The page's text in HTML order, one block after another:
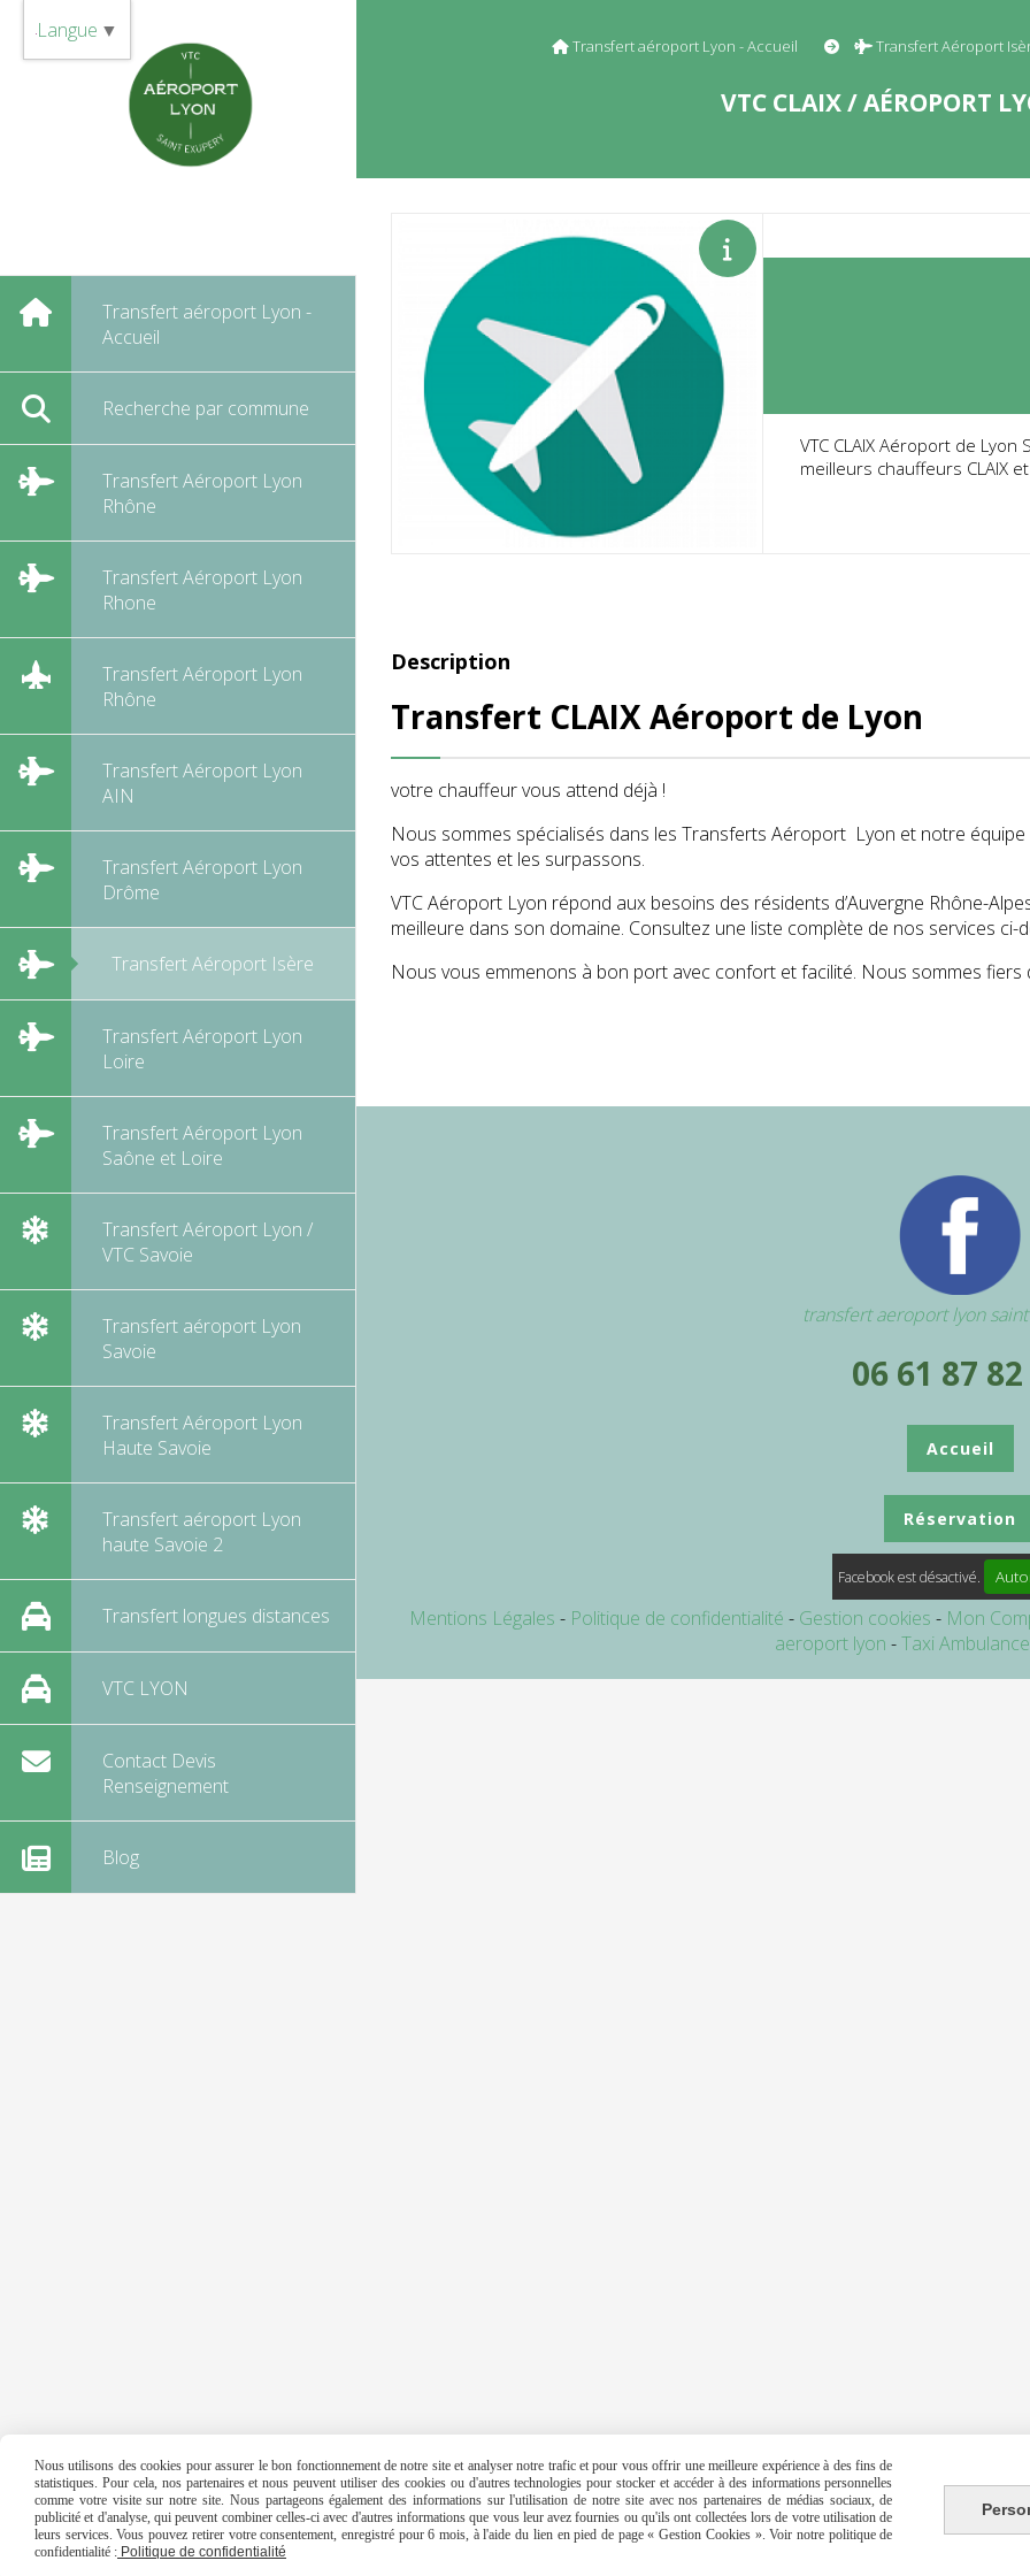
Transfert aéroport Lyon -
Accueil
Recherche par commune
Transfert Aéroport Lyon
Rhône
Transfert Aéroport Lyon
Rhone
Transfert Aéroport Lyon
Rhône
Transfert Aéroport Lyon
AIN
Transfert Aéroport Lyon
Drôme
Transfert Aéroport Isère
Transfert Aéroport Lyon
Loire
Transfert Aéroport Lyon
Saône et Loire
Transfert Aéroport Lyon /
VTC Savoie
Transfert aéroport Lyon
Savoie
Transfert Aéroport Lyon
Haute Savoie
Transfert aéroport Lyon
haute Savoie 2
Transfert longues distances
VTC LYON
Contact Devis
Renseignement
Blog
Transfert aéroport Lyon - Accueil Transfert Aéroport
VTC CLAIX / AÉROPORT
VTC CLAIX Aéroport de Lyon
meilleurs chauffeurs CLAIX
Description
Transfert CLAIX Aéroport de Lyon
votre chauffeur vous attend déjà !
Nous sommes spécialisés dans les Transferts Aéroport Lyon et notre
vos attentes et les surpassons.
VTC Aéroport Lyon répond aux besoins des résidents d’Auvergne Rhône-
meilleure dans son domaine. Consultez une liste complète de nos services ci-
Nous vous emmenons à bon port avec confort et facilité. Nous sommes
transfert aeroport lyon
06 61 87 82
Accueil
Réservation
Facebook est désactivé.
Mentions Légales Politique de confidentialité Gestion cookies Mon
aeroport lyon
Taxi Ambulance
Langue ▼
Nous utilisons des cookies pour assurer le bon fonctionnement de notre site et analyser notre trafic et pour vous offrir une meilleure expérience à des fins de
statistiques. Pour cela, nos partenaires et nous peuvent utiliser des cookies ou d'autres technologies pour stocker et accéder à des informations personnelles
comme votre visite sur notre site. Nous partageons également des informations sur l'utilisation de notre site avec nos partenaires de médias sociaux, de
publicité et d'analyse, qui peuvent combiner celles-ci avec d'autres informations que vous leur avez fournies ou qu'ils ont collectées lors de votre utilisation de
leurs services. Vous pouvez retirer votre consentement, enregistré pour 6 mois, à l'aide du lien en pied de page « Gestion Cookies ». Voir notre politique de
confidentialité : Politique de confidentialité